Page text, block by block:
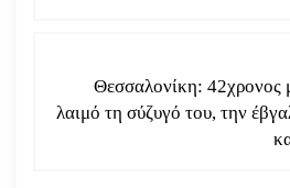
Θεσσαλονίκη: 42χρονος
λαιμό τη σύζυγό του, την